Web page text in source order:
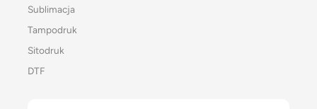
Sublimacja
Tampodruk
Sitodruk
DTF